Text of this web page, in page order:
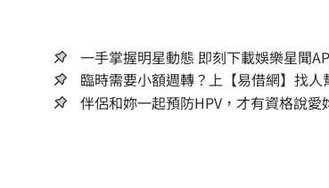
一手掌握明星動態 即刻下載娛樂星聞
臨時需要小額週轉？上【易借網】找人
伴侶和妳一起預防HPV，才有資格說愛